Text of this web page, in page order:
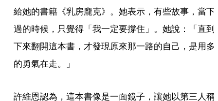
給她的書籍《乳房龐克》。她表示，有些故事，當下
過的時候，只覺得「我一定要撐住」。她說：「直到
下來翻開這本書，才發現原來那一路的自己，是用多
的勇氣在走。」
許維恩認為，這本書像是一面鏡子，讓她以第三人稱